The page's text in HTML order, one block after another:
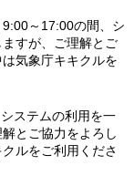
～17:00の間、シ
すが、ご理解とご
気象庁キキクルを
ステムの利用を一
とご協力をよろし
ルをご利用くださ